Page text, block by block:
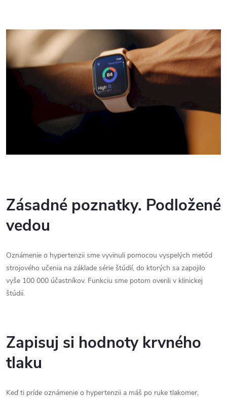
Zásadné poznatky. Podložené
vedou
Oznámenie o hypertenzii sme vyvinuli pomocou vyspelých metód
strojového učenia na základe série štúdií, do ktorých sa zapojilo
vyše 100 000 účastníkov. Funkciu sme potom overili v klinickej
štúdii.
Zapisuj si hodnoty krvného
tlaku
Keď ti príde oznámenie o hypertenzii a máš po ruke tlakomer,